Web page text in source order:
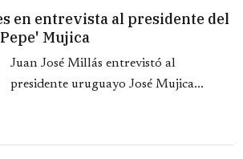
en entrevista al presidente del
Mujica
Juan José Millás entrevistó al
presidente uruguayo José Mujica...